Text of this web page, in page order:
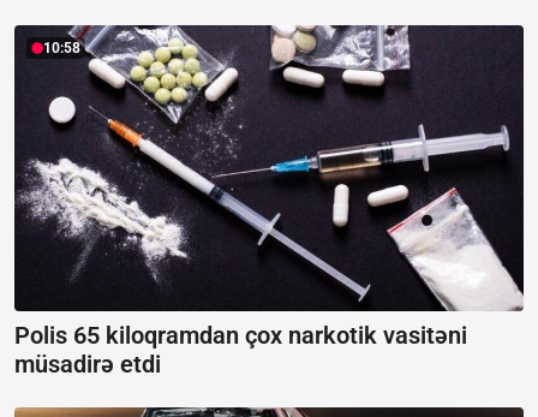
10:58
Polis 65 kiloqramdan çox narkotik vasitəni
müsadirə etdi